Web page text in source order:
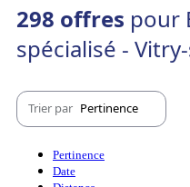
298 offres pour
spécialisé -
Trier par Pertinence
Pertinence
Date